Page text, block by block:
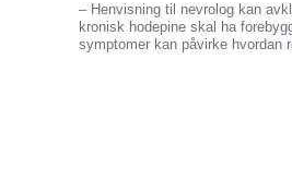
– Henvisning til nevrolog kan
kronisk hodepine skal ha
symptomer kan påvirke hvordan